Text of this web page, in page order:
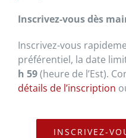
Inscrivez-vous dès
Inscrivez-vous
préférentiel, la date
h 59(heure de l’Est).
détails de l’inscription
INSCRIVEZ-